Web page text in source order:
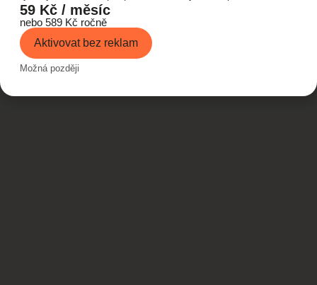
59 Kč / měsíc
nebo 589 Kč ročně
Aktivovat bez reklam
Možná později